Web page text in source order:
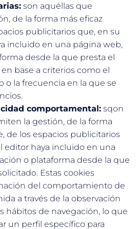
son aquéllas que
de la forma más eficaz
publicitarios que, en su
incluido en una página web,
desde la que presta el
base a criterios como el
o la frecuencia en la que se
comportamental: sqon
la gestión, de la forma
de los espacios publicitarios
editor haya incluido en una
o plataforma desde la que
Estas cookies
del comportamiento de
a través de la observación
hábitos de navegación, lo que
un perfil específico para